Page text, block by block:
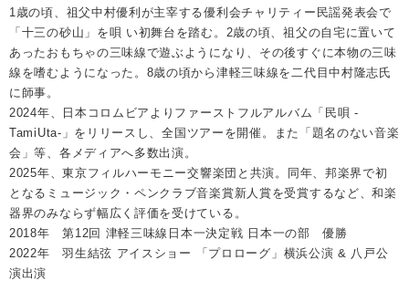
1歳の頃、祖父中村優利が主宰する優利会チャリティー民謡発表会で
「十三の砂山」を唄 い初舞台を踏む。2歳の頃、祖父の自宅に置いて
あったおもちゃの三味線で遊ぶようになり、その後すぐに本物の三味
線を嗜むようになった。8歳の頃から津軽三味線を二代目中村隆志氏
に師事。
2024年、日本コロムビアよりファーストフルアルバム「民唄 -
TamiUta-」をリリースし、全国ツアーを開催。また「題名のない音楽
会」等、各メディアへ多数出演。
2025年、東京フィルハーモニー交響楽団と共演。同年、邦楽界で初
となるミュージック・ペンクラブ音楽賞新人賞を受賞するなど、和楽
器界のみならず幅広く評価を受けている。
2018年 第12回 津軽三味線日本一決定戦 日本一の部 優勝
2022年 羽生結弦 アイスショー 「プロローグ」横浜公演 & 八戸公
演出演